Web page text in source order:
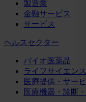
製造業
金融サービス
サービス
ヘルスセクター
バイオ医薬品
ライフサイエン
医療提供・サー
医療機器・診断